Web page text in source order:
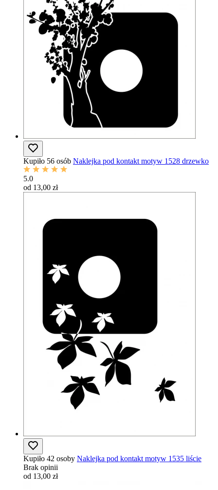
Kupiło 56 osób Naklejka pod kontakt motyw 1528 drzewko
5.0
od 13,00 zł
Kupiło 42 osoby Naklejka pod kontakt motyw 1535 liście
Brak opinii
od 13,00 zł